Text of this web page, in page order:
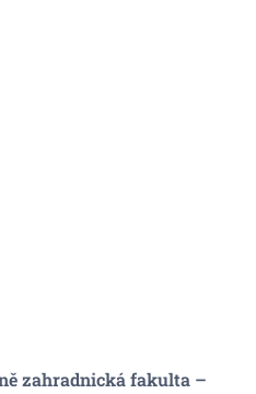
zahradnická fakulta –